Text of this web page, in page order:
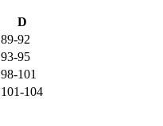
D
89-92
93-95
98-101
101-104